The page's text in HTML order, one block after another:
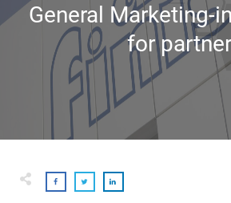
General Marketing-
for partner